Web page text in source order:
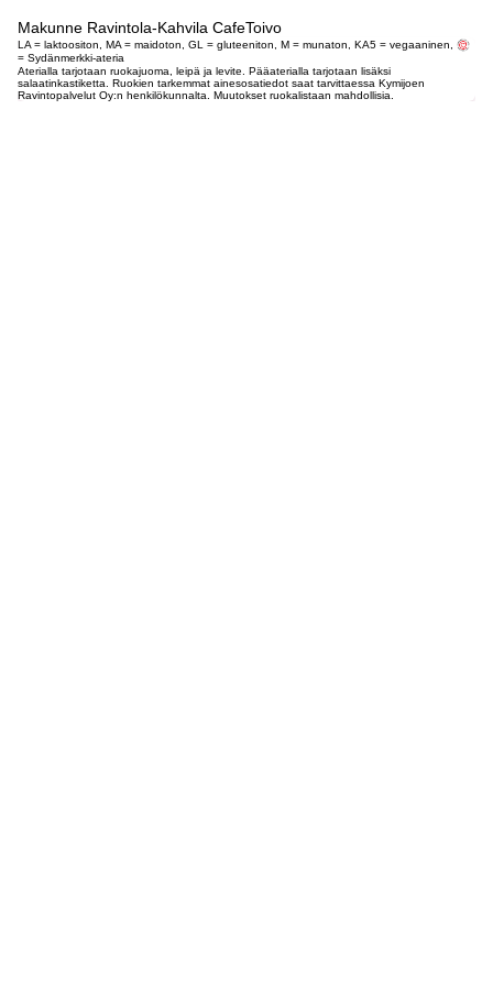
Makunne Ravintola-Kahvila CafeToivo
LA = laktoositon, MA = maidoton, GL = gluteeniton, M = munaton, KA5 = vegaaninen,
= Sydänmerkki-ateria
Aterialla tarjotaan ruokajuoma, leipä ja levite. Pääaterialla tarjotaan lisäksi
salaatinkastiketta. Ruokien tarkemmat ainesosatiedot saat tarvittaessa Kymijoen
Ravintopalvelut Oy:n henkilökunnalta. Muutokset ruokalistaan mahdollisia.